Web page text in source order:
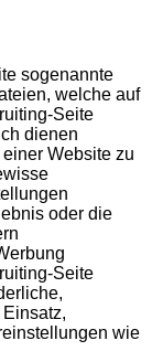
sogenannte
welche auf
Seite
dienen
Website zu
oder die
Seite
wie